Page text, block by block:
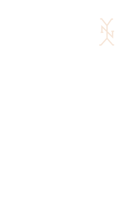
Menu
toggle